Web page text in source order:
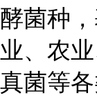
酵菌种
业、农
真菌等